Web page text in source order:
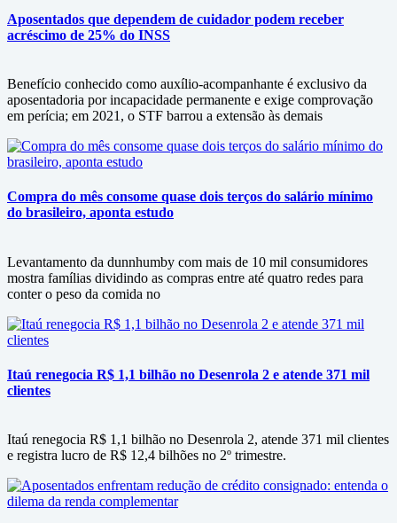
Aposentados que dependem de cuidador podem receber
acréscimo de 25% do INSS
Benefício conhecido como auxílio-acompanhante é exclusivo da
aposentadoria por incapacidade permanente e exige comprovação
em perícia; em 2021, o STF barrou a extensão às demais
Compra do mês consome quase dois terços do salário mínimo
do brasileiro, aponta estudo
Levantamento da dunnhumby com mais de 10 mil consumidores
mostra famílias dividindo as compras entre até quatro redes para
conter o peso da comida no
Itaú renegocia R$ 1,1 bilhão no Desenrola 2 e atende 371 mil
clientes
Itaú renegocia R$ 1,1 bilhão no Desenrola 2, atende 371 mil clientes
e registra lucro de R$ 12,4 bilhões no 2º trimestre.